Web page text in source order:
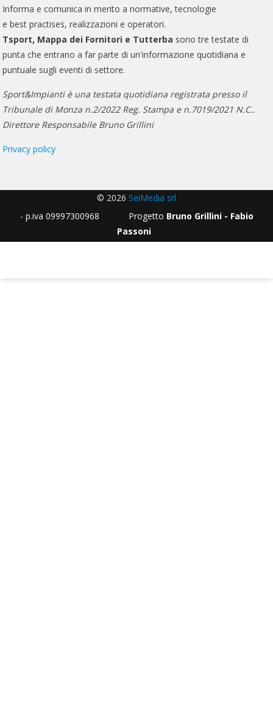
Informa e comunica in merito a normative, tecnologie
e best practises, realizzazioni e operatori.
Tsport, Mappa dei Fornitori e Tutterba sono tre testate di
punta che entrano a far parte di un'informazione quotidiana e
puntuale sugli eventi di settore.
Sport&Impianti è una testata quotidiana registrata presso il
Tribunale di Monza n.2/2022 Reg. Stampa e n.7019/2021 N.C..
Direttore Responsabile Bruno Grillini
Privacy policy
© 2026 SeiMedia srl
- p.iva 09997300968 Progetto Bruno Grillini - Fabio
Passoni